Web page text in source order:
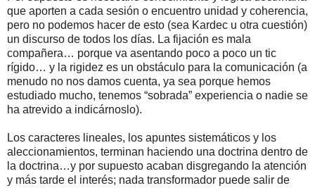
que aporten a cada sesión o encuentro unidad y coherencia,
pero no podemos hacer de esto (sea Kardec u otra cuestión)
un discurso de todos los días. La fijación es mala
compañera… porque va asentando poco a poco un tic
rígido… y la rigidez es un obstáculo para la comunicación (a
menudo no nos damos cuenta, ya sea porque hemos
estudiado mucho, tenemos “sobrada” experiencia o nadie se
ha atrevido a indicárnoslo).
Los caracteres lineales, los apuntes sistemáticos y los
aleccionamientos, terminan haciendo una doctrina dentro de
la doctrina…y por supuesto acaban disgregando la atención
y más tarde el interés; nada transformador puede salir de